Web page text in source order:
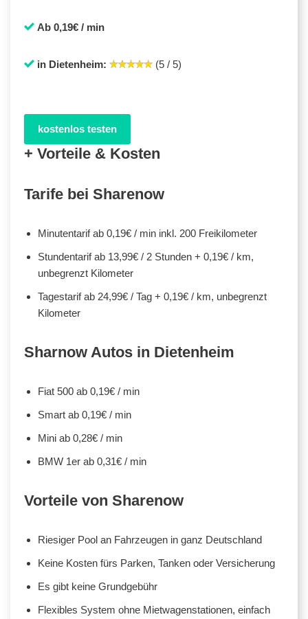
Ab 0,19€ / min
in Dietenheim: (5 / 5)
kostenlos testen
+ Vorteile & Kosten
Tarife bei Sharenow
Minutentarif ab 0,19€ / min inkl. 200 Freikilometer
Stundentarif ab 13,99€ / 2 Stunden + 0,19€ / km,
unbegrenzt Kilometer
Tagestarif ab 24,99€ / Tag + 0,19€ / km, unbegrenzt
Kilometer
Sharnow Autos in Dietenheim
Fiat 500 ab 0,19€ / min
Smart ab 0,19€ / min
Mini ab 0,28€ / min
BMW 1er ab 0,31€ / min
Vorteile von Sharenow
Riesiger Pool an Fahrzeugen in ganz Deutschland
Keine Kosten fürs Parken, Tanken oder Versicherung
Es gibt keine Grundgebühr
Flexibles System ohne Mietwagenstationen, einfach